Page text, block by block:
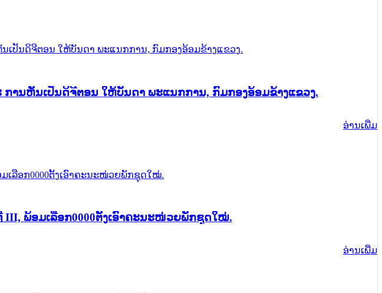
ານຫັນເປັນດິຈີຕອນ ໃຫ້ບັນດາ ພະແນກການ, ກົມກອງອ້ອມຂ້າງແຂວງ.
ອ່ານ​ເພີ່ມ
ພ້ອມເລືອກ0000ຕັ້ງເອົາຄະນະໜ່ວຍພັກຊຸດໃໝ່.
ອ່ານ​ເພີ່ມ